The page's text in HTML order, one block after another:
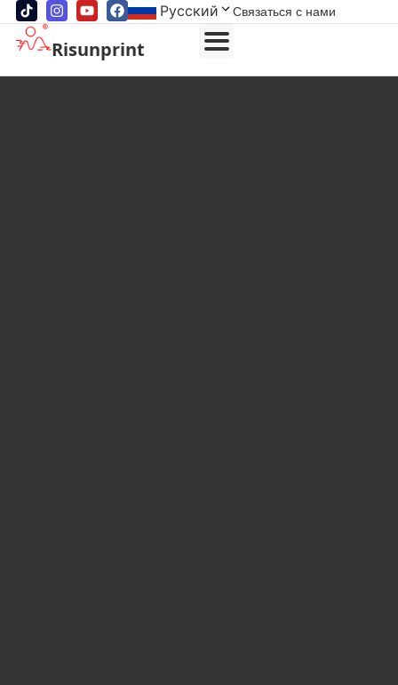
Русский Связаться с нами
Risunprint